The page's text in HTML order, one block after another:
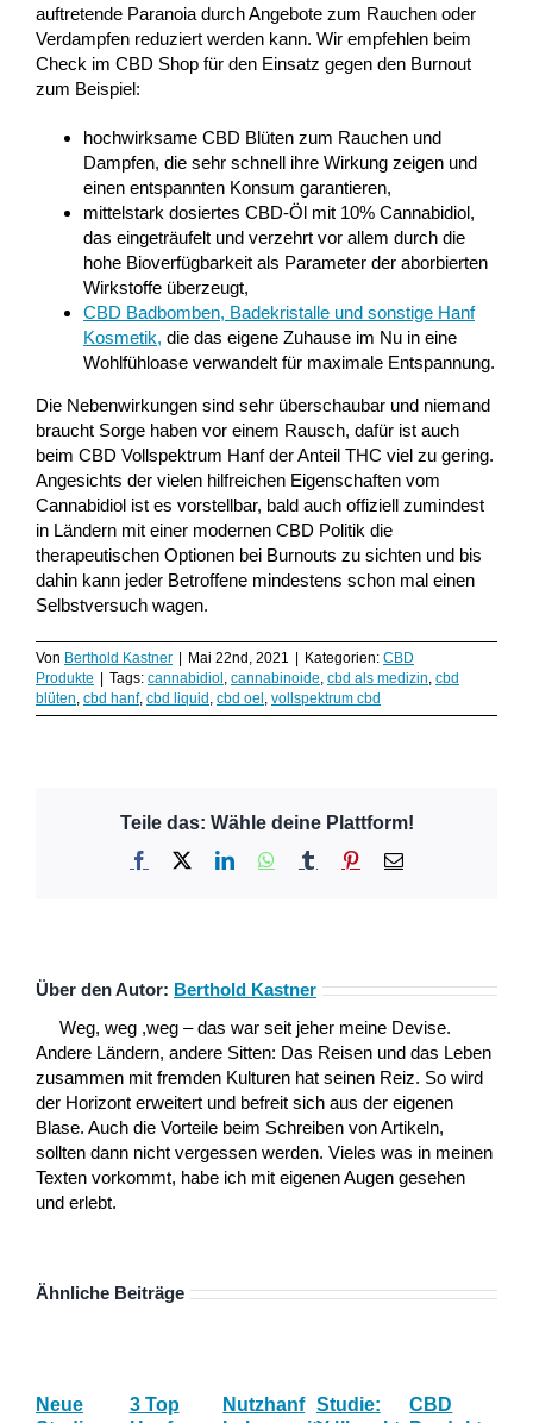
auftretende Paranoia durch Angebote zum Rauchen oder
Verdampfen reduziert werden kann. Wir empfehlen beim
Check im CBD Shop für den Einsatz gegen den Burnout
zum Beispiel:
hochwirksame CBD Blüten zum Rauchen und
Dampfen, die sehr schnell ihre Wirkung zeigen und
einen entspannten Konsum garantieren,
mittelstark dosiertes CBD-Öl mit 10% Cannabidiol,
das eingeträufelt und verzehrt vor allem durch die
hohe Bioverfügbarkeit als Parameter der aborbierten
Wirkstoffe überzeugt,
CBD Badbomben, Badekristalle und sonstige Hanf
Kosmetik, die das eigene Zuhause im Nu in eine
Wohlfühloase verwandelt für maximale Entspannung.
Die Nebenwirkungen sind sehr überschaubar und niemand
braucht Sorge haben vor einem Rausch, dafür ist auch
beim CBD Vollspektrum Hanf der Anteil THC viel zu gering.
Angesichts der vielen hilfreichen Eigenschaften vom
Cannabidiol ist es vorstellbar, bald auch offiziell zumindest
in Ländern mit einer modernen CBD Politik die
therapeutischen Optionen bei Burnouts zu sichten und bis
dahin kann jeder Betroffene mindestens schon mal einen
Selbstversuch wagen.
Von Berthold Kastner | Mai 22nd, 2021 | Kategorien: CBD
Produkte | Tags: cannabidiol, cannabinoide, cbd als medizin, cbd
blüten, cbd hanf, cbd liquid, cbd oel, vollspektrum cbd
Teile das: Wähle deine Plattform!
Facebook LinkedInWhatsApp
Tumblr Pinterest
E-
Über den Autor: Berthold Kastner
Weg, weg ,weg – das war seit jeher meine Devise.
Andere Ländern, andere Sitten: Das Reisen und das Leben
zusammen mit fremden Kulturen hat seinen Reiz. So wird
der Horizont erweitert und befreit sich aus der eigenen
Blase. Auch die Vorteile beim Schreiben von Artikeln,
sollten dann nicht vergessen werden. Vieles was in meinen
Texten vorkommt, habe ich mit eigenen Augen gesehen
und erlebt.
Ähnliche Beiträge
Neue
3 Top
Nutzhanf Studie:
CBD